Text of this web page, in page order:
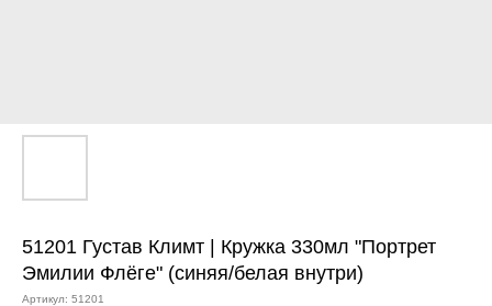
51201 Густав Климт | Кружка 330мл "Портрет
Эмилии Флёге" (синяя/белая внутри)
Артикул: 51201